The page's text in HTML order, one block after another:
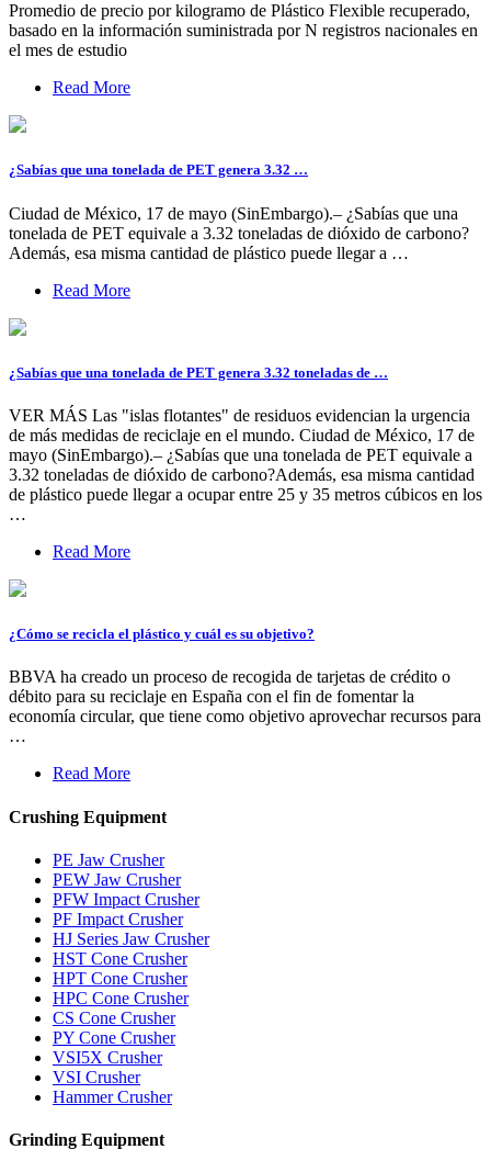
Promedio de precio por kilogramo de Plástico Flexible recuperado,
basado en la información suministrada por N registros nacionales en
el mes de estudio
Read More
¿Sabías que una tonelada de PET genera 3.32 …
Ciudad de México, 17 de mayo (SinEmbargo).– ¿Sabías que una
tonelada de PET equivale a 3.32 toneladas de dióxido de carbono?
Además, esa misma cantidad de plástico puede llegar a …
Read More
¿Sabías que una tonelada de PET genera 3.32 toneladas de …
VER MÁS Las "islas flotantes" de residuos evidencian la urgencia
de más medidas de reciclaje en el mundo. Ciudad de México, 17 de
mayo (SinEmbargo).– ¿Sabías que una tonelada de PET equivale a
3.32 toneladas de dióxido de carbono?Además, esa misma cantidad
de plástico puede llegar a ocupar entre 25 y 35 metros cúbicos en los
…
Read More
¿Cómo se recicla el plástico y cuál es su objetivo?
BBVA ha creado un proceso de recogida de tarjetas de crédito o
débito para su reciclaje en España con el fin de fomentar la
economía circular, que tiene como objetivo aprovechar recursos para
…
Read More
Crushing Equipment
PE Jaw Crusher
PEW Jaw Crusher
PFW Impact Crusher
PF Impact Crusher
HJ Series Jaw Crusher
HST Cone Crusher
HPT Cone Crusher
HPC Cone Crusher
CS Cone Crusher
PY Cone Crusher
VSI5X Crusher
VSI Crusher
Hammer Crusher
Grinding Equipment